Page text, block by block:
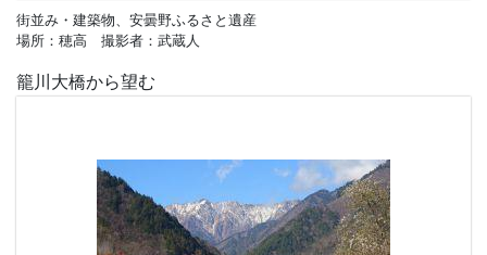
街並み・建築物、安曇野ふるさと遺産
場所：穂高 撮影者：武蔵人
籠川大橋から望む